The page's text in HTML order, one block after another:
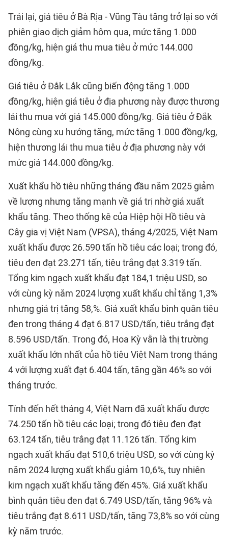
Trái lại, giá tiêu ở Bà Rịa - Vũng Tàu tăng trở lại so với
phiên giao dịch giảm hôm qua, mức tăng 1.000
đồng/kg, hiện giá thu mua tiêu ở mức 144.000
đồng/kg.
Giá tiêu ở Đắk Lắk cũng biến động tăng 1.000
đồng/kg, hiện giá tiêu ở địa phương này được thương
lái thu mua với giá 145.000 đồng/kg. Giá tiêu ở Đắk
Nông cùng xu hướng tăng, mức tăng 1.000 đồng/kg,
hiện thương lái thu mua tiêu ở địa phương này với
mức giá 144.000 đồng/kg.
Xuất khẩu hồ tiêu những tháng đầu năm 2025 giảm
về lượng nhưng tăng mạnh về giá trị nhờ giá xuất
khẩu tăng. Theo thống kê của Hiệp hội Hồ tiêu và
Cây gia vị Việt Nam (VPSA), tháng 4/2025, Việt Nam
xuất khẩu được 26.590 tấn hồ tiêu các loại; trong đó,
tiêu đen đạt 23.271 tấn, tiêu trắng đạt 3.319 tấn.
Tổng kim ngạch xuất khẩu đạt 184,1 triệu USD, so
với cùng kỳ năm 2024 lượng xuất khẩu chỉ tăng 1,3%
nhưng giá trị tăng 58,%. Giá xuất khẩu bình quân tiêu
đen trong tháng 4 đạt 6.817 USD/tấn, tiêu trắng đạt
8.596 USD/tấn. Trong đó, Hoa Kỳ vẫn là thị trường
xuất khẩu lớn nhất của hồ tiêu Việt Nam trong tháng
4 với lượng xuất đạt 6.404 tấn, tăng gần 46% so với
tháng trước.
Tính đến hết tháng 4, Việt Nam đã xuất khẩu được
74.250 tấn hồ tiêu các loại; trong đó tiêu đen đạt
63.124 tấn, tiêu trắng đạt 11.126 tấn. Tổng kim
ngạch xuất khẩu đạt 510,6 triệu USD, so với cùng kỳ
năm 2024 lượng xuất khẩu giảm 10,6%, tuy nhiên
kim ngạch xuất khẩu tăng đến 45%. Giá xuất khẩu
bình quân tiêu đen đạt 6.749 USD/tấn, tăng 96% và
tiêu trắng đạt 8.611 USD/tấn, tăng 73,8% so với cùng
kỳ năm trước.